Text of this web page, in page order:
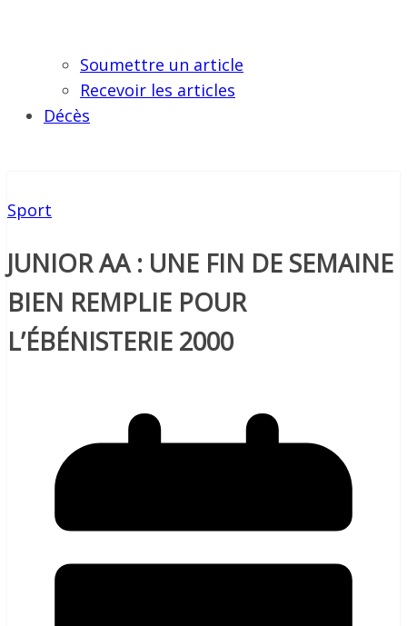
Soumettre un article
Recevoir les articles
Décès
Sport
JUNIOR AA : UNE FIN DE SEMAINE
BIEN REMPLIE POUR
L’ÉBÉNISTERIE 2000